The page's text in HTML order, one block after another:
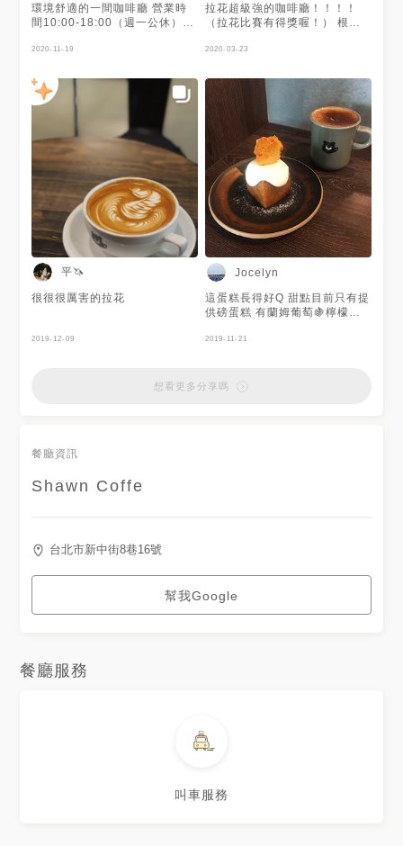
環境舒適的一間咖啡廳 營業時
間10:00-18:00（週一公休）
克乳酪蛋糕 $150 ☕️ 拿鐵 $140
酪蛋糕有加覆盆子果醬 不甜膩
熱拿鐵與巴斯克乳酪蛋糕都在水
準之上 Espresso+coke味道很
搭 尾韻帶著咖啡的酸氣🥺 以台
北市來說，這家價格算是蠻親民
就連平常不喝咖啡的我 都蠻喜
歡這間咖啡廳✨
2020-11-19
拉花超級強的咖啡廳！！！！
（拉花比賽有得獎喔！） 根本
加雪菲真的太讓我喜歡了 店裡
家咖啡廳❤️ 蛋糕也很好吃唷！
2020-03-23
平🦄
很很很厲害的拉花
2019-12-09
Jocelyn
這蛋糕長得好Q 甜點目前只有提
供磅蛋糕 有蘭姆葡萄🍇檸檬🍋
多種口味 - 蘭姆葡萄蛋糕體有著
上面那塊是焦糖脆餅 在來之前
2019-11-21
想看更多分享嗎
餐廳資訊
Shawn Coffe
台北市新中街8巷16號
幫我Google
餐廳服務
叫車服務